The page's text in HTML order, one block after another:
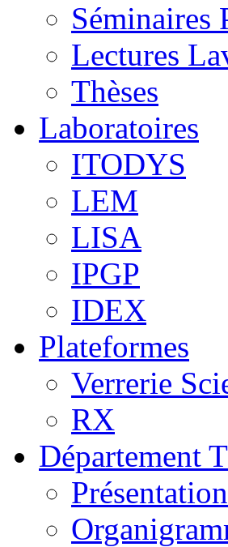
Séminaires
Lectures
Thèses
Laboratoires
ITODYS
LEM
LISA
IPGP
IDEX
Plateformes
Verrerie
RX
Département
Présentation